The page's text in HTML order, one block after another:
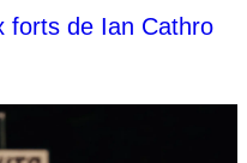
forts de Ian Cathro